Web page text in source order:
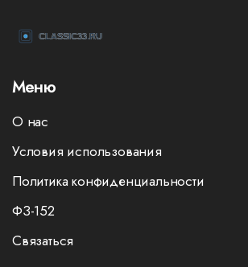
Меню
О нас
Условия использования
Политика конфиденциальности
ФЗ-152
Связаться